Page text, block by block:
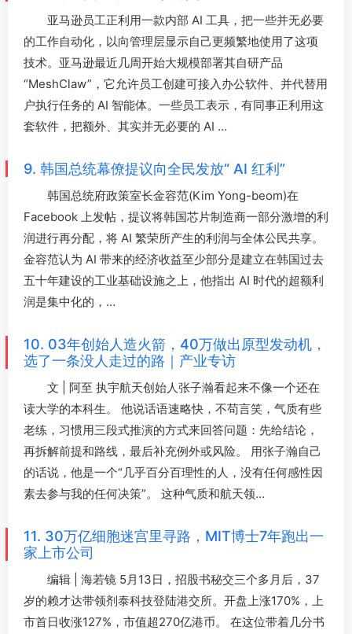
亚马逊员工正利用一款内部 AI 工具，把一些并无必要
的工作自动化，以向管理层显示自己更频繁地使用了这项
技术。亚马逊最近几周开始大规模部署其自研产品
“MeshClaw”，它允许员工创建可接入办公软件、并代替用
户执行任务的 AI 智能体。一些员工表示，有同事正利用这
套软件，把额外、其实并无必要的 AI …
9. 韩国总统幕僚提议向全民发放“ AI 红利”
韩国总统府政策室长金容范(Kim Yong-beom)在
Facebook 上发帖，提议将韩国芯片制造商一部分激增的利
润进行再分配，将 AI 繁荣所产生的利润与全体公民共享。
金容范认为 AI 带来的经济收益至少部分是建立在韩国过去
五十年建设的工业基础设施之上，他指出 AI 时代的超额利
润是集中化的，…
10. 03年创始人造火箭，40万做出原型发动机，
选了一条没人走过的路｜产业专访
文 | 阿至 执宇航天创始人张子瀚看起来不像一个还在
读大学的本科生。 他说话语速略快，不苟言笑，气质有些
老练，习惯用三段式推演的方式来回答问题：先给结论，
再拆解前提和路线，最后补充例外或风险。 用张子瀚自己
的话说，他是一个“几乎百分百理性的人，没有任何感性因
素去参与我的任何决策”。 这种气质和航天领…
11. 30万亿细胞迷宫里寻路，MIT博士7年跑出一
家上市公司
编辑 | 海若镜 5月13日，招股书秘交三个多月后，37
岁的赖才达带领剂泰科技登陆港交所。开盘上涨170%，上
市首日收涨127%，市值超270亿港币。 在这位带着几分书